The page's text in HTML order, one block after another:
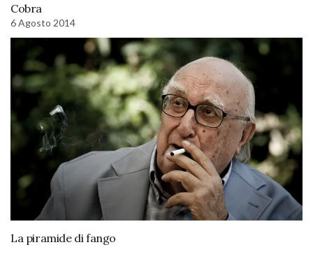
Cobra
6 Agosto 2014
La piramide di fango